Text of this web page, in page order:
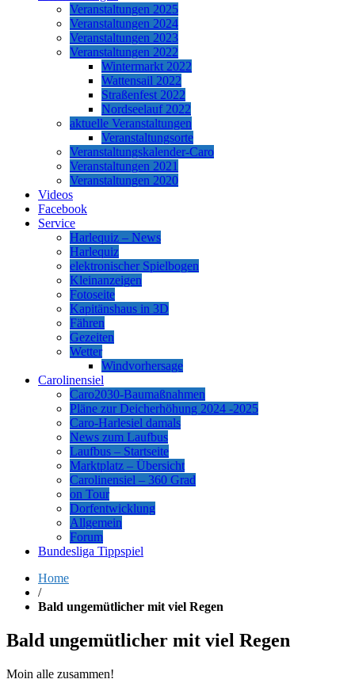
Veranstaltungen 2025
Veranstaltungen 2024
Veranstaltungen 2023
Veranstaltungen 2022
Wintermarkt 2022
Wattensail 2022
Straßenfest 2022
Nordseelauf 2022
aktuelle Veranstaltungen
Veranstaltungsorte
Veranstaltungskalender-Caro
Veranstaltungen 2021
Veranstaltungen 2020
Videos
Facebook
Service
Harlequiz – News
Harlequiz
elektronischer Spielbogen
Kleinanzeigen
Fotoseite
Kapitänshaus in 3D
Fähren
Gezeiten
Wetter
Windvorhersage
Carolinensiel
Caro2030-Baumaßnahmen
Pläne zur Deicherhöhung 2024 -2025
Caro-Harlesiel damals
News zum Laufbus
Laufbus – Startseite
Marktplatz – Übersicht
Carolinensiel – 360 Grad
on Tour
Dorfentwicklung
Allgemein
Forum
Bundesliga Tippspiel
Home
/
Bald ungemütlicher mit viel Regen
Bald ungemütlicher mit viel Regen
Moin alle zusammen!